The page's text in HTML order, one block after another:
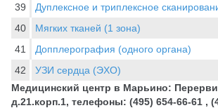
39
Дуплексное и триплексное
40
Мягких тканей (1 зона)
41
Допплерография (одного органа)
42
УЗИ сердца (ЭХО)
Медицинский центр в Марьино:
д.21.корп.1, телефоны: (495) 654-66-61 ,